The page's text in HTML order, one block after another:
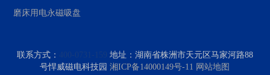
磨床用电永磁吸盘
联系方式： 地址： 湖南省株洲市天元区马家河路88
号悍威磁电科技园湘ICP备14000149号-11 网站地图